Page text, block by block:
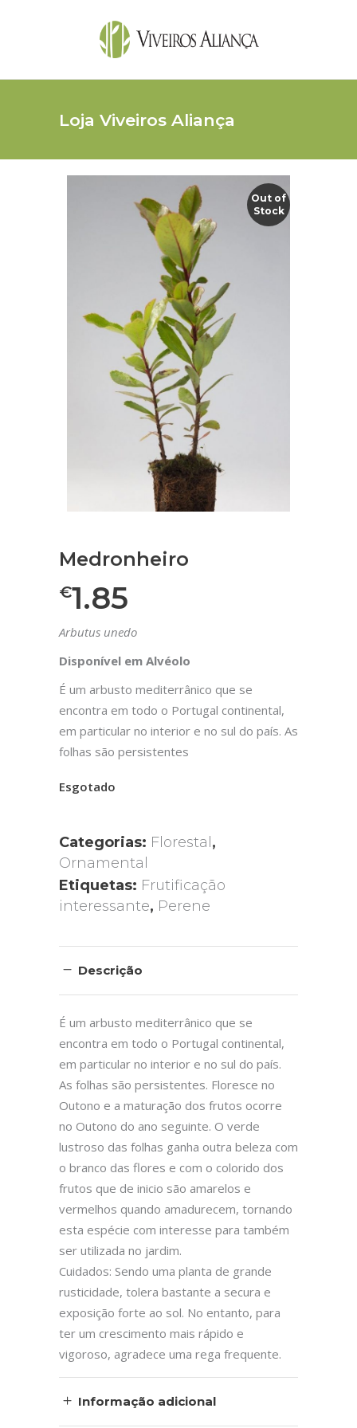
Loja Viveiros Aliança
Out of
Stock
Medronheiro
€1.85
Arbutus unedo
Disponível em Alvéolo
É um arbusto mediterrânico que se
encontra em todo o Portugal continental,
em particular no interior e no sul do país. As
folhas são persistentes
Esgotado
Categorias: Florestal ,
Ornamental
Etiquetas: Frutificação
interessante, Perene
Descrição
É um arbusto mediterrânico que se
encontra em todo o Portugal continental,
em particular no interior e no sul do país.
As folhas são persistentes. Floresce no
Outono e a maturação dos frutos ocorre
no Outono do ano seguinte. O verde
lustroso das folhas ganha outra beleza com
o branco das flores e com o colorido dos
frutos que de inicio são amarelos e
vermelhos quando amadurecem, tornando
esta espécie com interesse para também
ser utilizada no jardim.
Cuidados: Sendo uma planta de grande
rusticidade, tolera bastante a secura e
exposição forte ao sol. No entanto, para
ter um crescimento mais rápido e
vigoroso, agradece uma rega frequente.
Informação adicional